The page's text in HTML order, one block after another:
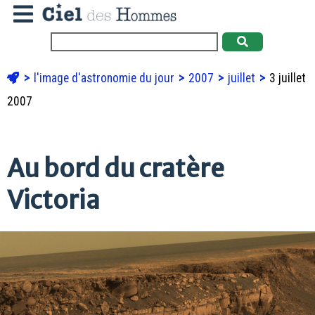
l'image d'astronomie du jour 2007 juillet
3 juillet
2007
Au bord du cratère
Victoria